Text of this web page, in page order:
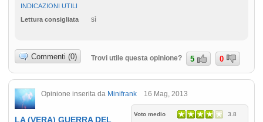
INDICAZIONI UTILI
Lettura consigliata
sì
Commenti (0) Trovi utile questa opinione? 5 0
Opinione inserita da Minifrank 16 Mag, 2013
Voto medio 3.8
LA (VERA) GUERRA DEL